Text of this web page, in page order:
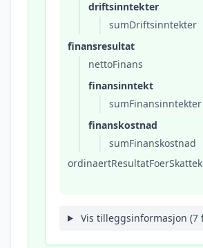
driftsinntekter
sumDriftsinntekter
finansresultat
nettoFinans
finansinntekt
sumFinansinntekter
finanskostnad
sumFinanskostnad
Vis tilleggsinformasjon (7